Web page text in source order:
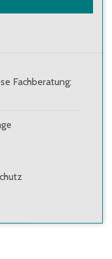
Fachberatung: